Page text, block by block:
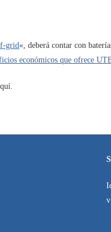
grid«, deberá contar con
económicos que ofrece